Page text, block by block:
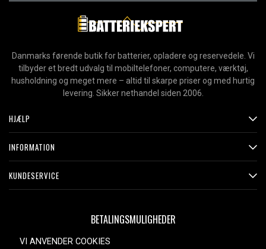
Danmarks førende butik for batterier, opladere og reservedele. Vi
tilbyder et bredt udvalg til mobiltelefoner, computere, værktøj,
husholdning og meget mere – altid til skarpe priser og med hurtig
levering. Sikker nethandel siden 2006.
HJÆLP
INFORMATION
KUNDESERVICE
BETALINGSMULIGHEDER
VI ANVENDER COOKIES